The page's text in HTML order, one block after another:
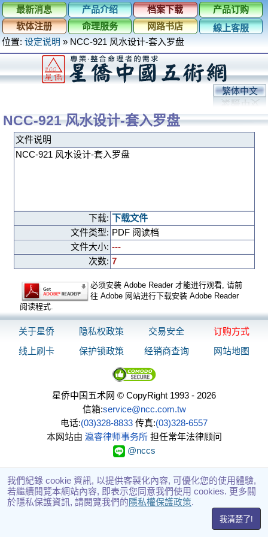
最新消息 产品介绍 档案下载
产品订购
软体注册
命理服务 网路书店
線上客服
位置: 设定说明 » NCC-921 风水设计-套入罗盘
繁体中文
NCC-921 风水设计-套入罗盘
文件说明
NCC-921 风水设计-套入罗盘
下载: 下载文件
文件类型: PDF 阅读档
文件大小: ---
次数: 7
必须安装 Adobe Reader 才能进行观看, 请前
往 Adobe 网站进行下载安装 Adobe Reader
阅读程式.
关于星侨 隐私权政策 交易安全
订购方式
线上刷卡
保护锁政策 经销商查询 网站地图
星侨中国五术网 © CopyRight 1993 - 2026
信箱:service@ncc.com.tw
电话:(03)328-8833 传真:(03)328-6557
本网站由 瀛睿律师事务所担任常年法律顾问
@nccs
我們紀錄 cookie 資訊, 以提供客製化內容, 可優化您的使用體驗,
若繼續閱覽本網站內容, 即表示您同意我們使用 cookies. 更多關
於隱私保護資訊, 請閱覽我們的隱私權保護政策.
我清楚了!